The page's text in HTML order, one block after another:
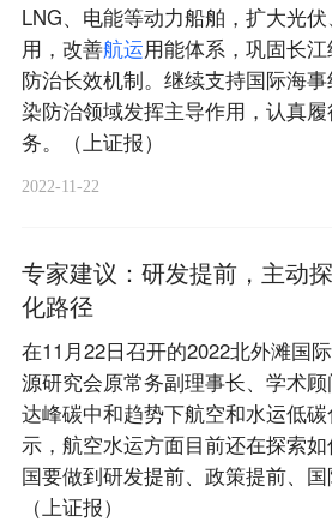
LNG、电能等动力船舶，扩大光
用，改善航运用能体系，巩固长
防治长效机制。继续支持国际海
染防治领域发挥主导作用，认真
务。（上证报）
2022-11-22
专家建议：研发提前，主动
化路径
在11月22日召开的2022北外滩国际
源研究会原常务副理事长、学术
达峰碳中和趋势下航空和水运低
示，航空水运方面目前还在探索
国要做到研发提前、政策提前、国
（上证报）